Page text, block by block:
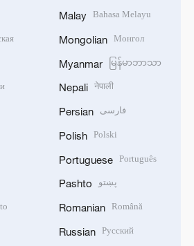
Malay Bahasa Melayu
Mongolian Монгол
Myanmar မြန်မာဘာသာ
Nepali नेपाली
Persian فارسی
Polish Polski
Portuguese Português
Pashto پښتو
Romanian Română
Russian Русский